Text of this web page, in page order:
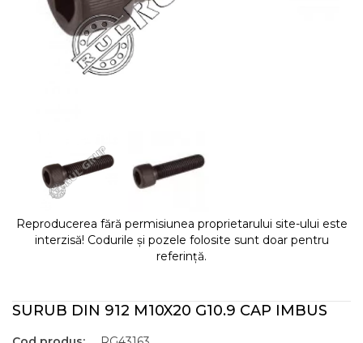
Reproducerea fără permisiunea proprietarului site-ului este
interzisă! Codurile și pozele folosite sunt doar pentru
referință.
SURUB DIN 912 M10X20 G10.9 CAP IMBUS